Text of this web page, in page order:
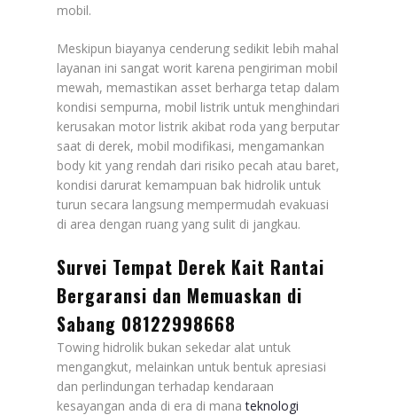
mobil.
Meskipun biayanya cenderung sedikit lebih mahal
layanan ini sangat worit karena pengiriman mobil
mewah, memastikan asset berharga tetap dalam
kondisi sempurna, mobil listrik untuk menghindari
kerusakan motor listrik akibat roda yang berputar
saat di derek, mobil modifikasi, mengamankan
body kit yang rendah dari risiko pecah atau baret,
kondisi darurat kemampuan bak hidrolik untuk
turun secara langsung mempermudah evakuasi
di area dengan ruang yang sulit di jangkau.
Survei Tempat Derek Kait Rantai
Bergaransi dan Memuaskan di
Sabang 08122998668
Towing hidrolik bukan sekedar alat untuk
mengangkut, melainkan untuk bentuk apresiasi
dan perlindungan terhadap kendaraan
kesayangan anda di era di manateknologi